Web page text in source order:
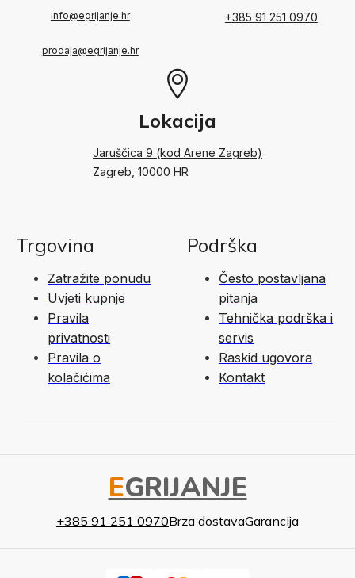
info@egrijanje.hr
prodaja@egrijanje.hr
+385 91 251 0970
Lokacija
Jaruščica 9 (kod Arene Zagreb)
Zagreb, 10000 HR
Trgovina
Zatražite ponudu
Uvjeti kupnje
Pravila
privatnosti
Pravila o
kolačićima
Podrška
Često postavljana
pitanja
Tehnička podrška i
servis
Raskid ugovora
Kontakt
EGRIJANJE
+385 91 251 0970Brza dostavaGarancija